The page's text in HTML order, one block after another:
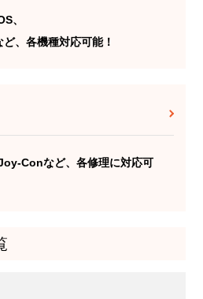
、
、各機種対応可能！
Conなど、各修理に対応可